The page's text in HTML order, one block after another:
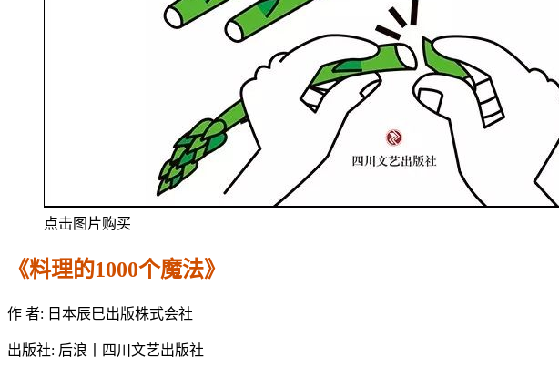
点击图片购买
《料理的1000个魔法》
作 者: 日本辰巳出版株式会社
出版社: 后浪丨四川文艺出版社